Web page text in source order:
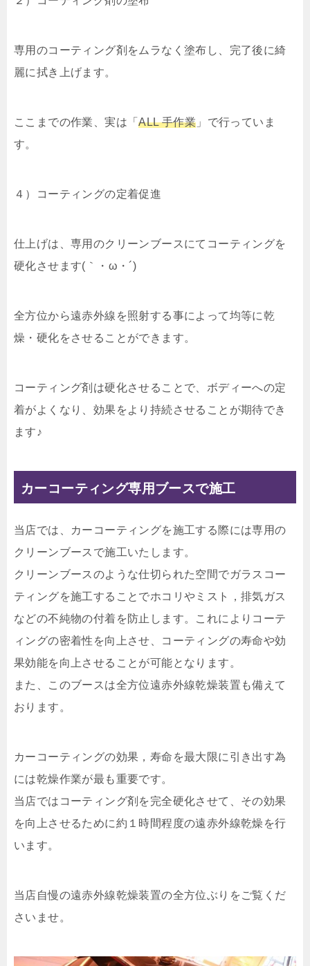
専用のコーティング剤をムラなく塗布し、完了後に綺
麗に拭き上げます。
ここまでの作業、実は「ALL 手作業 」で行っていま
す。
４）コーティングの定着促進
仕上げは、専用のクリーンブースにてコーティングを
硬化させます(｀・ω・´)
全方位から遠赤外線を照射する事によって均等に乾
燥・硬化をさせることができます。
コーティング剤は硬化させることで、ボディーへの定
着がよくなり、効果をより持続させることが期待でき
ます♪
カーコーティング専用ブースで施工
当店では、カーコーティングを施工する際には専用の
クリーンブースで施工いたします。
クリーンブースのような仕切られた空間でガラスコー
ティングを施工することでホコリやミスト，排気ガス
などの不純物の付着を防止します。これによりコーテ
ィングの密着性を向上させ、コーティングの寿命や効
果効能を向上させることが可能となります。
また、このブースは全方位遠赤外線乾燥装置も備えて
おります。
カーコーティングの効果，寿命を最大限に引き出す為
には乾燥作業が最も重要です。
当店ではコーティング剤を完全硬化させて、その効果
を向上させるために約１時間程度の遠赤外線乾燥を行
います。
当店自慢の遠赤外線乾燥装置の全方位ぶりをご覧くだ
さいませ。